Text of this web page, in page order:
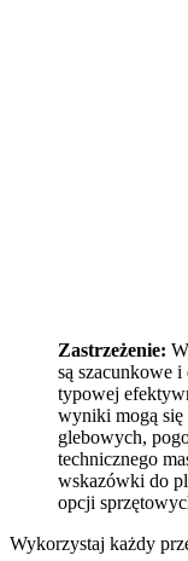
Zastrzeżenie:
są szacunkowe
typowej
wyniki mogą
glebowych,
technicznego
wskazówki do
opcji
Wykorzystaj każdy